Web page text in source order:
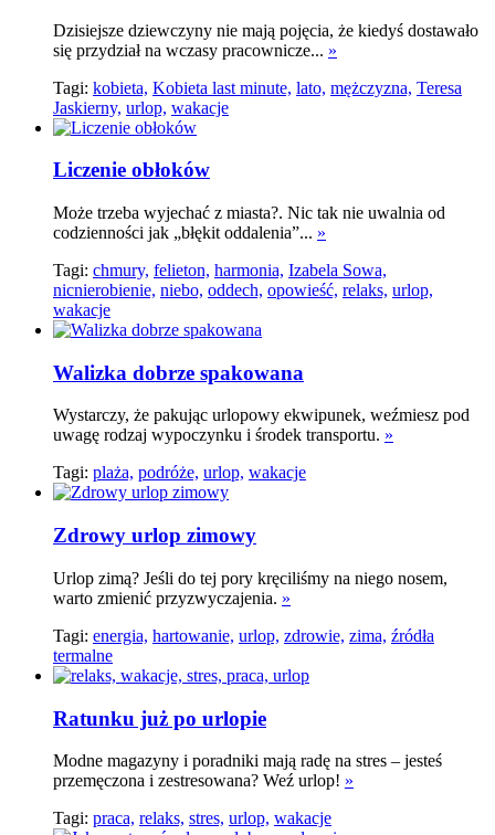
Dzisiejsze dziewczyny nie mają pojęcia, że kiedyś dostawało
się przydział na wczasy pracownicze... »
Tagi: kobieta, Kobieta last minute, lato, mężczyzna, Teresa
Jaskierny, urlop, wakacje
Liczenie obłoków
Może trzeba wyjechać z miasta?. Nic tak nie uwalnia od
codzienności jak „błękit oddalenia”... »
Tagi: chmury, felieton, harmonia, Izabela Sowa,
nicnierobienie, niebo, oddech, opowieść, relaks, urlop,
wakacje
Walizka dobrze spakowana
Wystarczy, że pakując urlopowy ekwipunek, weźmiesz pod
uwagę rodzaj wypoczynku i środek transportu. »
Tagi: plaża, podróże, urlop, wakacje
Zdrowy urlop zimowy
Urlop zimą? Jeśli do tej pory kręciliśmy na niego nosem,
warto zmienić przyzwyczajenia. »
Tagi: energia, hartowanie, urlop, zdrowie, zima, źródła
termalne
Ratunku już po urlopie
Modne magazyny i poradniki mają radę na stres – jesteś
przemęczona i zestresowana? Weź urlop! »
Tagi: praca, relaks, stres, urlop, wakacje